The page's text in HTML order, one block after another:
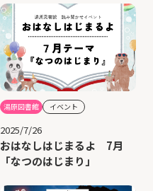
湯原図書館 イベント
2025/7/26
おはなしはじまるよ 7月
「なつのはじまり」